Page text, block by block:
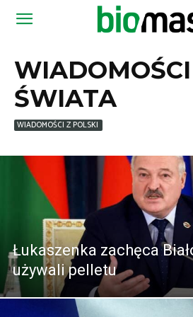
Magazyn
Biomasa
ŚWIATA
WIADOMOŚCI Z POLSKI
Łukaszenka zachęca
używali pelletu